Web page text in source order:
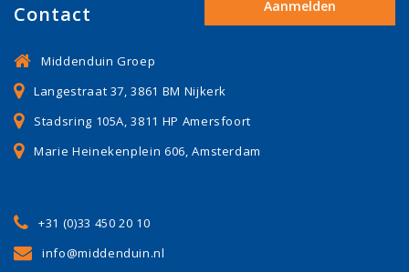
Contact
Middenduin Groep
Langestraat 37, 3861 BM Nijkerk
Stadsring 105A, 3811 HP Amersfoort
Marie Heinekenplein 606, Amsterdam
+31 (0)33 450 20 10
info@middenduin.nl